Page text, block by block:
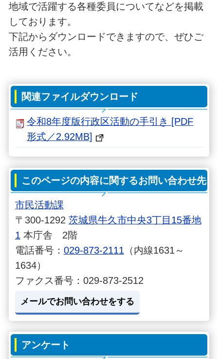
地域で活躍する各種委員についてなどを掲載
しております。
下記からダウンロードできますので、ぜひご
活用ください。
関連ファイルダウンロード
令和8年度版行政区活動の手引き [PDF
形式／2.92MB]
このページの内容に関するお問い合わせ先
市民活動課
〒300-1292 茨城県牛久市中央3丁目15番地
1 本庁舎 2階
電話番号： 029-873-2111 （内線1631～
1634）
ファクス番号：029-873-2512
メールでお問い合わせをする
アンケート